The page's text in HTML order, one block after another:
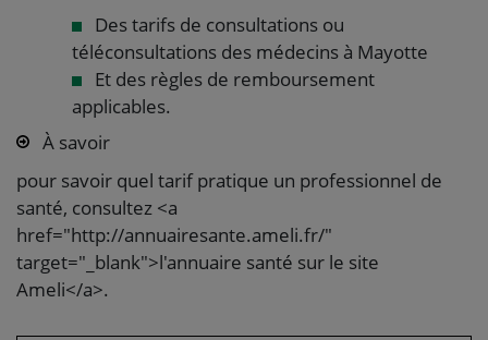
Des tarifs de consultations ou
téléconsultations des médecins à Mayotte
Et des règles de remboursement
applicables.
À savoir
pour savoir quel tarif pratique un professionnel de
santé, consultez <a
href="http://annuairesante.ameli.fr/"
target="_blank">l'annuaire santé sur le site
Ameli</a>.